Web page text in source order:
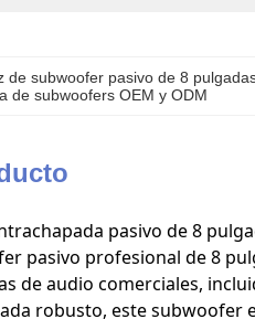
de subwoofer pasivo de 8
de subwoofers OEM y ODM
pasivo de 8
pasivo profesional de 8
de audio comerciales,
robusto, este